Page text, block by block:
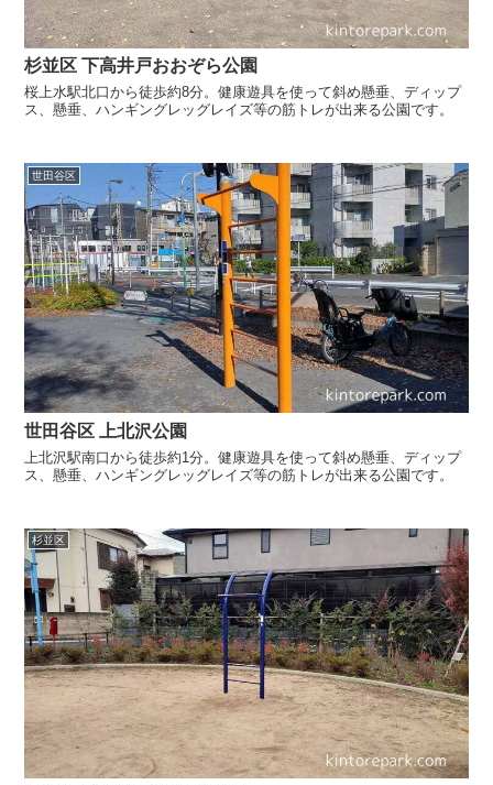
杉並区 下高井戸おおぞら公園
桜上水駅北口から徒歩約8分。健康遊具を使って斜め懸垂、ディップ
ス、懸垂、ハンギングレッグレイズ等の筋トレが出来る公園です。
世田谷区
世田谷区 上北沢公園
上北沢駅南口から徒歩約1分。健康遊具を使って斜め懸垂、ディップ
ス、懸垂、ハンギングレッグレイズ等の筋トレが出来る公園です。
杉並区